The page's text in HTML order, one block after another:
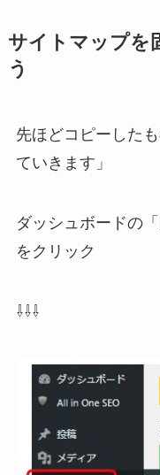
サイトマップを
う
先ほどコピーした
ていきます」
ダッシュボードの
をクリック
⇩⇩⇩